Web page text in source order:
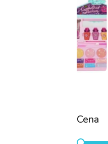
Cena